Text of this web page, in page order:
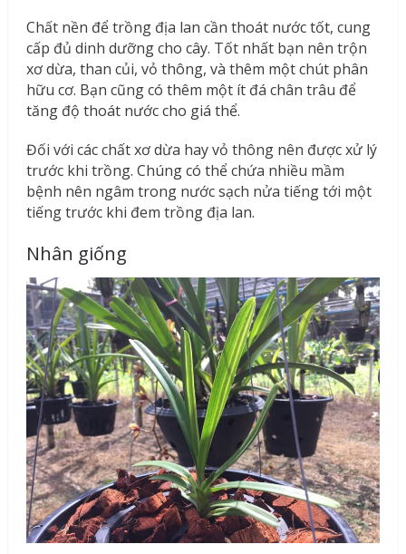
Chất nền để trồng địa lan cần thoát nước tốt, cung
cấp đủ dinh dưỡng cho cây. Tốt nhất bạn nên trộn
xơ dừa, than củi, vỏ thông, và thêm một chút phân
hữu cơ. Bạn cũng có thêm một ít đá chân trâu để
tăng độ thoát nước cho giá thể.
Đối với các chất xơ dừa hay vỏ thông nên được xử lý
trước khi trồng. Chúng có thể chứa nhiều mầm
bệnh nên ngâm trong nước sạch nửa tiếng tới một
tiếng trước khi đem trồng địa lan.
Nhân giống